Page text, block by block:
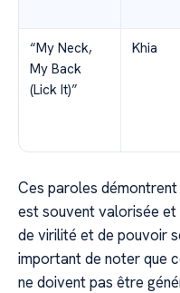
“My Neck,
My Back
(Lick It)”
Khia
Ces paroles
est souvent valorisée
de virilité et de pouvoir
important de noter que
ne doivent pas être